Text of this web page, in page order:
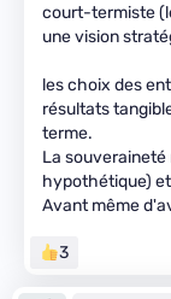
court-termiste
une vision
les choix des
résultats
terme.
La
hypothétique)
Avant même
3